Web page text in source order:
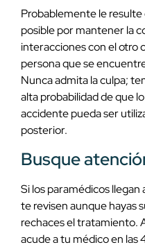
Probablemente le
posible por mantener la
interacciones con el otro
persona que se
Nunca admita la culpa;
alta probabilidad de que
accidente pueda ser
posterior.
Busque
Si los paramédicos
te revisen aunque hayas
rechaces el tratamiento.
acude a tu médico en las